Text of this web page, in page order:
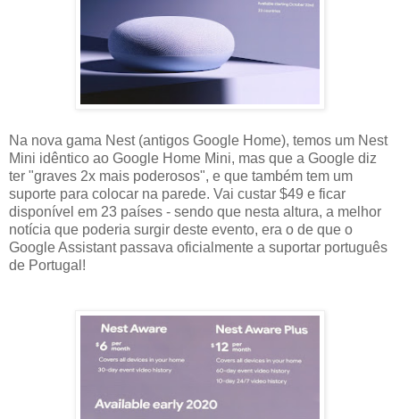
Na nova gama Nest (antigos Google Home), temos um Nest
Mini idêntico ao Google Home Mini, mas que a Google diz
ter "graves 2x mais poderosos", e que também tem um
suporte para colocar na parede. Vai custar $49 e ficar
disponível em 23 países - sendo que nesta altura, a melhor
notícia que poderia surgir deste evento, era o de que o
Google Assistant passava oficialmente a suportar português
de Portugal!